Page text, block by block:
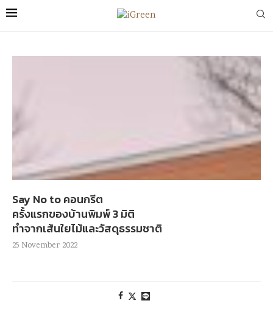
Say No to คอนกรีต
ครั้งแรกของบ้านพิมพ์ 3 มิติ
ทำจากเส้นใยไม้และวัสดุธรรมชาติ
25 November 2022